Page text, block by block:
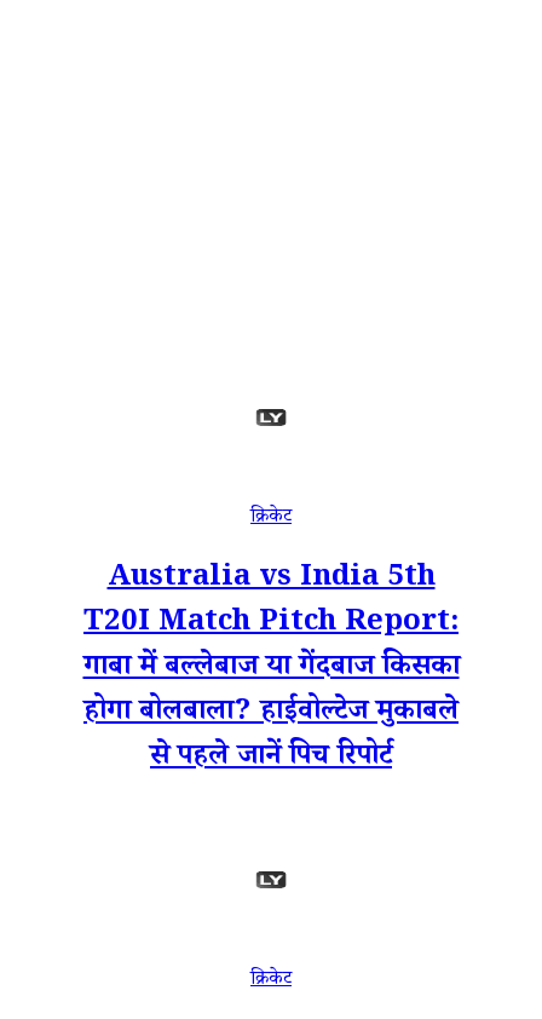
क्रिकेट
Australia vs India 5th
T20I Match Pitch Report:
गाबा में बल्लेबाज या गेंदबाज किसका
होगा बोलबाला? हाईवोल्टेज मुकाबले
से पहले जानें पिच रिपोर्ट
क्रिकेट